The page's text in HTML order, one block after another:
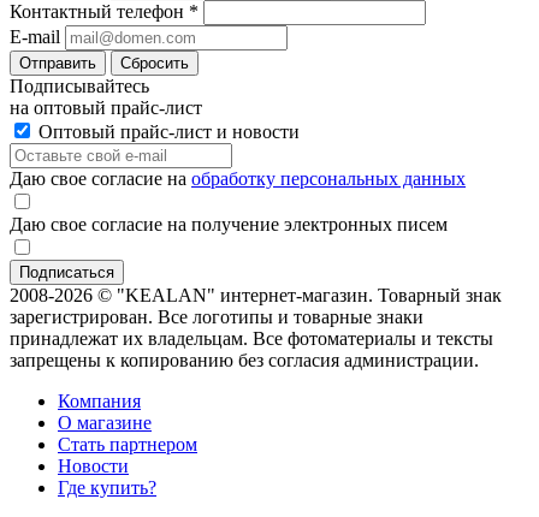
Контактный телефон *
E-mail
Отправить Сбросить
Подписывайтесь
на оптовый прайс-лист
Оптовый прайс-лист и новости
Даю свое согласие на обработку персональных данных
Даю свое согласие на получение электронных писем
2008-2026 © "KEALAN" интернет-магазин. Товарный знак
зарегистрирован. Все логотипы и товарные знаки
принадлежат их владельцам. Все фотоматериалы и тексты
запрещены к копированию без согласия администрации.
Компания
О магазине
Стать партнером
Новости
Где купить?